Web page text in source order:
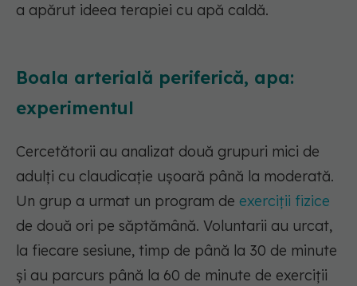
a apărut ideea terapiei cu apă caldă.
Boala arterială periferică, apa:
experimentul
Cercetătorii au analizat două grupuri mici de
adulți cu claudicație ușoară până la moderată.
Un grup a urmat un program de exerciții fizice
de două ori pe săptămână. Voluntarii au urcat,
la fiecare sesiune, timp de până la 30 de minute
și au parcurs până la 60 de minute de exerciții